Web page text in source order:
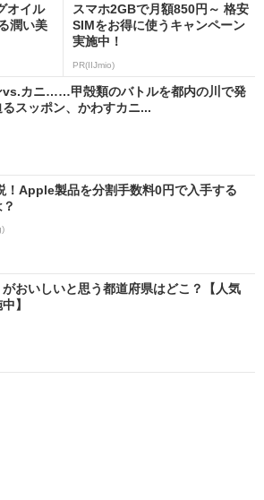
オイル
潤い美
スマホ2GBで月額850円～ 格安
SIMをお得に使うキャンペーン
実施中！
PR(IIJmio)
vs.カニ……甲殻類のバトルを都内の川で発
スッポン、かわすカニ...
！Apple製品を分割手数料0円で入手する
がおいしいと思う都道府県はどこ？【人気
】